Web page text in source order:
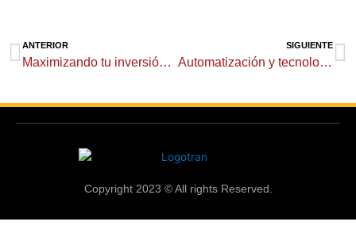
Ant
ANTERIOR
Maximizando tu inversión: Consejos para elegir los equipos y maquinaria adecuados
SIGUIENTE
Automatización y tecnologías digitales: Cómo utilizar la automatización y tecnologías digitales para mejorar el rendimiento, la eficiencia, la seguridad, y la eficacia en la MRO
Copyright 2023 © All rights Reserved.